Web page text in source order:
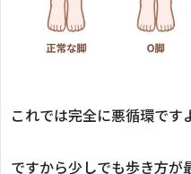
これでは完全に悪循環です
ですから少しでも歩き方